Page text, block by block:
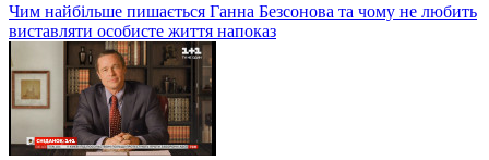
Чим найбільше пишається Ганна Безсонова та чому не любить
виставляти особисте життя напоказ